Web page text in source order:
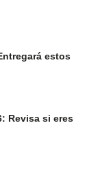
estos
Revisa si eres